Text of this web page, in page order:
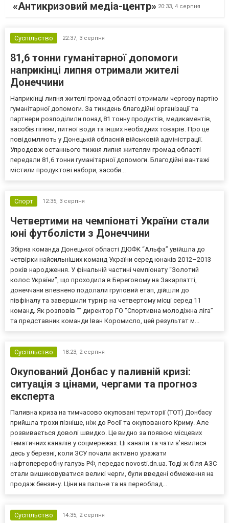
«Антикризовий медіа-центр» 20:33, 4 серпня
Суспільство 22:37, 3 серпня
81,6 тонни гуманітарної допомоги
наприкінці липня отримали жителі
Донеччини
Наприкінці липня жителі громад області отримали чергову партію
гуманітарної допомоги. За тиждень благодійні організації та
партнери розподілили понад 81 тонну продуктів, медикаментів,
засобів гігієни, питної води та інших необхідних товарів. Про це
повідомляють у Донецькій обласній військовій адміністрації.
Упродовж останнього тижня липня жителям громад області
передали 81,6 тонни гуманітарної допомоги. Благодійні вантажі
містили продуктові набори, засоби...
Спорт 12:35, 3 серпня
Четвертими на чемпіонаті України стали
юні футболісти з Донеччини
Збірна команда Донецької області ДЮФК “Альфа” увійшла до
четвірки найсильніших команд України серед юнаків 2012–2013
років народження. У фінальній частині чемпіонату “Золотий
колос України”, що проходила в Береговому на Закарпатті,
донеччани впевнено подолали груповий етап, дійшли до
півфіналу та завершили турнір на четвертому місці серед 11
команд. Як розповів “” директор ГО “Спортивна молодіжна ліга”
та представник команди Іван Коромисло, цей результат м...
Суспільство 18:23, 2 серпня
Окупований Донбас у паливній кризі:
ситуація з цінами, чергами та прогноз
експерта
Паливна криза на тимчасово окуповані території (ТОТ) Донбасу
прийшла трохи пізніше, ніж до Росії та окупованого Криму. Але
розвивається доволі швидко. Це видно за появою місцевих
тематичних каналів у соцмережах. Ці канали та чати з’явилися
десь у березні, коли ЗСУ почали активно уражати
нафтопереробну галузь РФ, передає novosti.dn.ua. Тоді ж біля АЗС
стали вишиковуватися великі черги, були введені обмеження на
продаж бензину. Ціни на пальне та на переоблад...
Суспільство 14:35, 2 серпня